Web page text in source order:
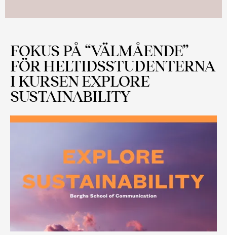
FOKUS PÅ “VÄLMÅENDE”
FÖR HELTIDSSTUDENTERNA
I KURSEN EXPLORE
SUSTAINABILITY